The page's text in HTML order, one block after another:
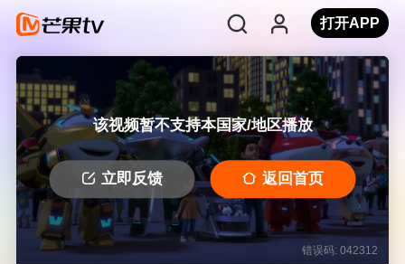
打开APP
该视频暂不支持本国家/地区播放
立即反馈 返回首页
错误码: 042312